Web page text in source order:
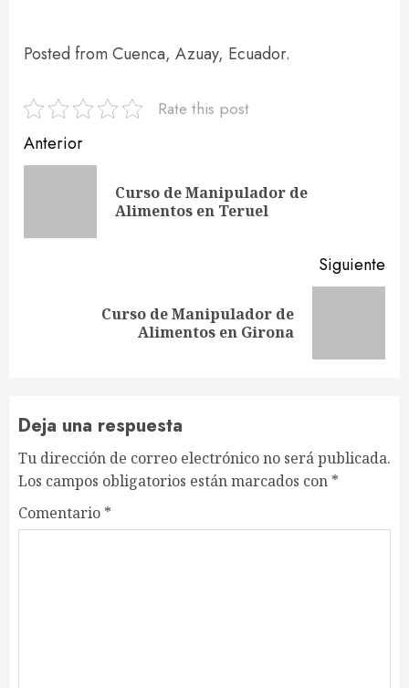
Posted from Cuenca, Azuay, Ecuador.
Rate this post
Navegación
entradas
Anterior
Curso de Manipulador de
Alimentos en Teruel
Siguiente
Curso de Manipulador de
Alimentos en Girona
Deja una respuesta
Tu dirección de correo electrónico no será publicada.
Los campos obligatorios están marcados con *
Comentario *